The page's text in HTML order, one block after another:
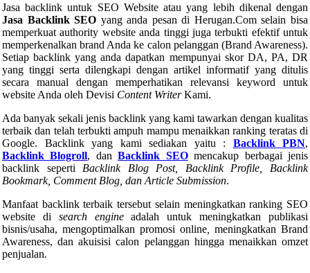
Jasa backlink untuk SEO Website atau yang lebih dikenal dengan
Jasa Backlink SEO yang anda pesan di Herugan.Com selain bisa
memperkuat authority website anda tinggi juga terbukti efektif untuk
memperkenalkan brand Anda ke calon pelanggan (Brand Awareness).
Setiap backlink yang anda dapatkan mempunyai skor DA, PA, DR
yang tinggi serta dilengkapi dengan artikel informatif yang ditulis
secara manual dengan memperhatikan relevansi keyword untuk
website Anda oleh Devisi Content WriterKami.
Ada banyak sekali jenis backlink yang kami tawarkan dengan kualitas
terbaik dan telah terbukti ampuh mampu menaikkan ranking teratas di
Google. Backlink yang kami sediakan yaitu : Backlink PBN,
Backlink Blogroll, danBacklink SEOmencakup berbagai jenis
backlink seperti Backlink Blog Post, Backlink Profile, Backlink
Bookmark, Comment Blog, dan Article Submission.
Manfaat backlink terbaik tersebut selain meningkatkan ranking SEO
website di search engineadalah untuk meningkatkan publikasi
bisnis/usaha, mengoptimalkan promosi online
meningkatkan Brand
Awareness, dan akuisisi calon pelanggan hingga menaikkan omzet
penjualan.